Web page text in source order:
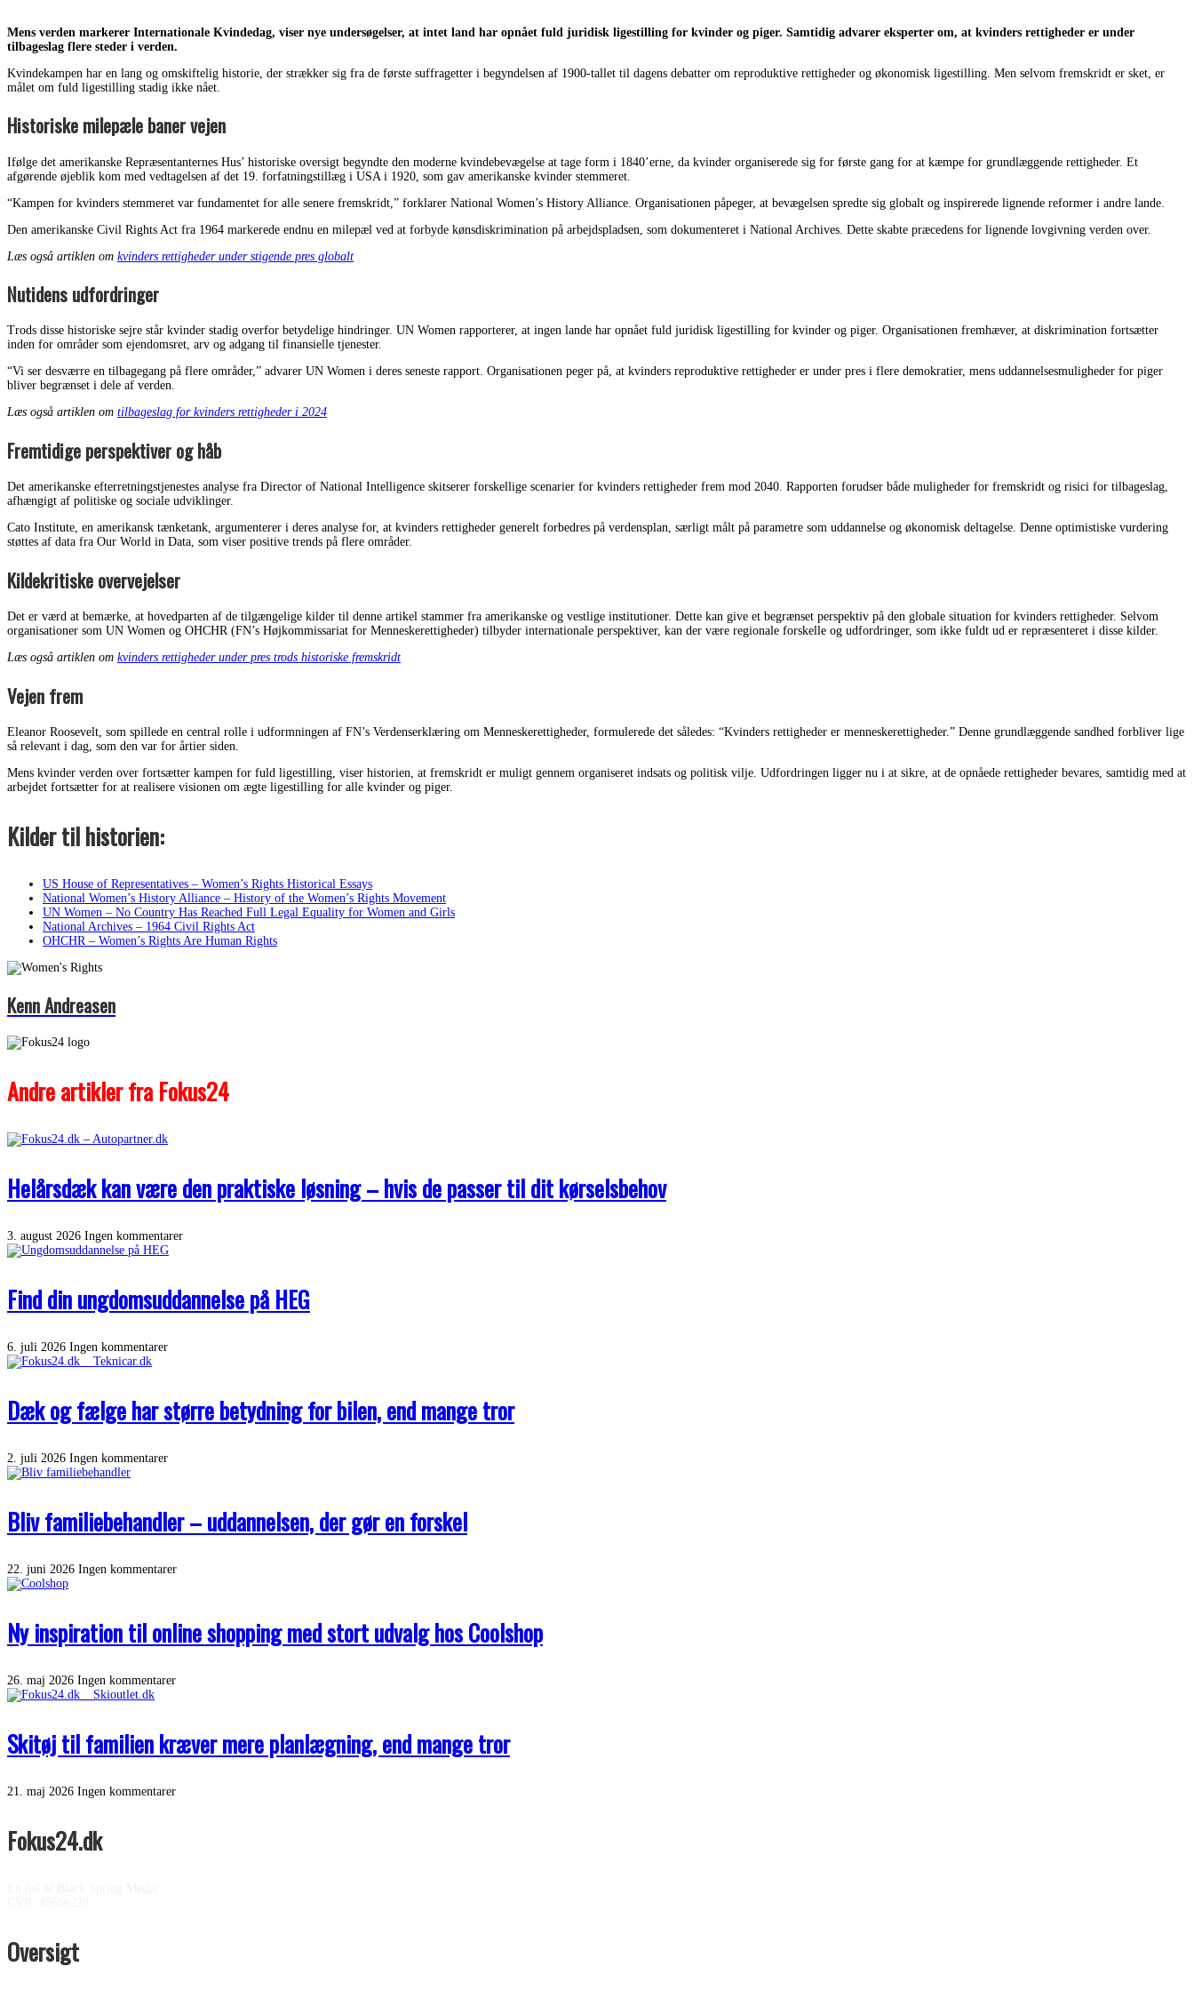
Mens verden markerer Internationale Kvindedag, viser nye undersøgelser, at intet land har opnået fuld juridisk ligestilling for kvinder og piger. Samtidig advarer eksperter om, at kvinders rettigheder er under
tilbageslag flere steder i verden.
Kvindekampen har en lang og omskiftelig historie, der strækker sig fra de første suffragetter i begyndelsen af 1900-tallet til dagens debatter om reproduktive rettigheder og økonomisk ligestilling. Men selvom fremskridt er sket, er
målet om fuld ligestilling stadig ikke nået.
Historiske milepæle baner vejen
Ifølge det amerikanske Repræsentanternes Hus’ historiske oversigt begyndte den moderne kvindebevægelse at tage form i 1840’erne, da kvinder organiserede sig for første gang for at kæmpe for grundlæggende rettigheder. Et
afgørende øjeblik kom med vedtagelsen af det 19. forfatningstillæg i USA i 1920, som gav amerikanske kvinder stemmeret.
“Kampen for kvinders stemmeret var fundamentet for alle senere fremskridt,” forklarer National Women’s History Alliance. Organisationen påpeger, at bevægelsen spredte sig globalt og inspirerede lignende reformer i andre lande.
Den amerikanske Civil Rights Act fra 1964 markerede endnu en milepæl ved at forbyde kønsdiskrimination på arbejdspladsen, som dokumenteret i National Archives. Dette skabte præcedens for lignende lovgivning verden over.
Læs også artiklen om kvinders rettigheder under stigende pres globalt
Nutidens udfordringer
Trods disse historiske sejre står kvinder stadig overfor betydelige hindringer. UN Women rapporterer, at ingen lande har opnået fuld juridisk ligestilling for kvinder og piger. Organisationen fremhæver, at diskrimination fortsætter
inden for områder som ejendomsret, arv og adgang til finansielle tjenester.
“Vi ser desværre en tilbagegang på flere områder,” advarer UN Women i deres seneste rapport. Organisationen peger på, at kvinders reproduktive rettigheder er under pres i flere demokratier, mens uddannelsesmuligheder for piger
bliver begrænset i dele af verden.
Læs også artiklen om tilbageslag for kvinders rettigheder i 2024
Fremtidige perspektiver og håb
Det amerikanske efterretningstjenestes analyse fra Director of National Intelligence skitserer forskellige scenarier for kvinders rettigheder frem mod 2040. Rapporten forudser både muligheder for fremskridt og risici for tilbageslag,
afhængigt af politiske og sociale udviklinger.
Cato Institute, en amerikansk tænketank, argumenterer i deres analyse for, at kvinders rettigheder generelt forbedres på verdensplan, særligt målt på parametre som uddannelse og økonomisk deltagelse. Denne optimistiske vurdering
støttes af data fra Our World in Data, som viser positive trends på flere områder.
Kildekritiske overvejelser
Det er værd at bemærke, at hovedparten af de tilgængelige kilder til denne artikel stammer fra amerikanske og vestlige institutioner. Dette kan give et begrænset perspektiv på den globale situation for kvinders rettigheder. Selvom
organisationer som UN Women og OHCHR (FN’s Højkommissariat for Menneskerettigheder) tilbyder internationale perspektiver, kan der være regionale forskelle og udfordringer, som ikke fuldt ud er repræsenteret i disse kilder.
Læs også artiklen om kvinders rettigheder under pres trods historiske fremskridt
Vejen frem
Eleanor Roosevelt, som spillede en central rolle i udformningen af FN’s Verdenserklæring om Menneskerettigheder, formulerede det således: “Kvinders rettigheder er menneskerettigheder.” Denne grundlæggende sandhed forbliver lige
så relevant i dag, som den var for årtier siden.
Mens kvinder verden over fortsætter kampen for fuld ligestilling, viser historien, at fremskridt er muligt gennem organiseret indsats og politisk vilje. Udfordringen ligger nu i at sikre, at de opnåede rettigheder bevares, samtidig med at
arbejdet fortsætter for at realisere visionen om ægte ligestilling for alle kvinder og piger.
Kilder til historien:
US House of Representatives – Women’s Rights Historical Essays
National Women’s History Alliance – History of the Women’s Rights Movement
UN Women – No Country Has Reached Full Legal Equality for Women and Girls
National Archives – 1964 Civil Rights Act
OHCHR – Women’s Rights Are Human Rights
Kenn Andreasen
Andre artikler fra Fokus24
Helårsdæk kan være den praktiske løsning – hvis de passer til dit kørselsbehov
3. august 2026 Ingen kommentarer
Find din ungdomsuddannelse på HEG
6. juli 2026 Ingen kommentarer
Dæk og fælge har større betydning for bilen, end mange tror
2. juli 2026 Ingen kommentarer
Bliv familiebehandler – uddannelsen, der gør en forskel
22. juni 2026 Ingen kommentarer
Ny inspiration til online shopping med stort udvalg hos Coolshop
26. maj 2026 Ingen kommentarer
Skitøj til familien kræver mere planlægning, end mange tror
21. maj 2026 Ingen kommentarer
Fokus24.dk
Oversigt